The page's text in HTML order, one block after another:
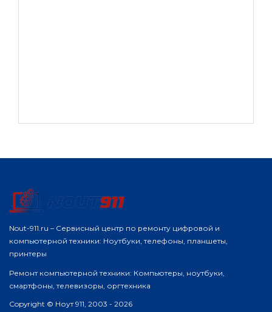
Nout-911.ru – Сервисный центр по ремонту цифровой и
компьютерной техники: Ноутбуки, телефоны, планшеты,
принтеры
Ремонт компьютерной техники: Компьютеры, ноутбуки,
смартфоны, телевизоры, оргтехника
Copyright © Ноут 911, 2003 - 2026